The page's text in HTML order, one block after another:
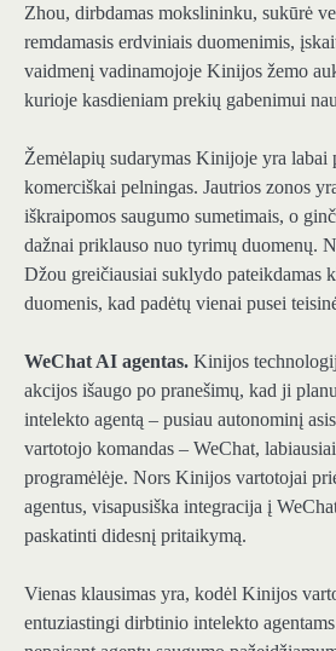
Zhou, dirbdamas mokslininku, sukūrė
remdamasis erdviniais duomenimis,
vaidmenį vadinamojoje Kinijos žemo
kurioje kasdieniam prekių gabenimui
Žemėlapių sudarymas Kinijoje yra labai
komerciškai pelningas. Jautrios zonos
iškraipomos saugumo sumetimais, o
dažnai priklauso nuo tyrimų duomenų.
Džou greičiausiai suklydo pateikdamas
duomenis, kad padėtų vienai pusei
WeChat AI agentas. Kinijos
akcijos išaugo po pranešimų, kad ji
intelekto agentą – pusiau autonominį
vartotojo komandas – WeChat,
programėlėje. Nors Kinijos vartotojai
agentus, visapusiška integracija į
paskatinti didesnį pritaikymą.
Vienas klausimas yra, kodėl Kinijos
entuziastingi dirbtinio intelekto